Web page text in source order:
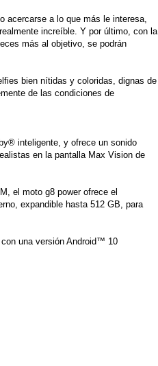
acercarse a lo que más le interesa,
increíble. Y por último, con la
más al objetivo, se podrán
bien nítidas y coloridas, dignas de
de las condiciones de
inteligente, y ofrece un sonido
en la pantalla Max Vision de
el moto g8 power ofrece el
expandible hasta 512 GB, para
una versión Android™ 10